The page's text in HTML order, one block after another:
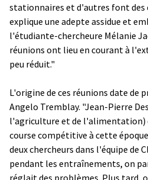
stationnaires et d'autres font des
explique une adepte assidue et
l'étudiante-chercheure Mélanie
réunions ont lieu en courant à
peu réduit."
L'origine de ces réunions date de
Angelo Tremblay. "Jean-Pierre
l'agriculture et de l'alimentation)
course compétitive à cette
deux chercheurs dans l'équipe de
pendant les entraînements, on
réglait des problèmes. Plus tard,